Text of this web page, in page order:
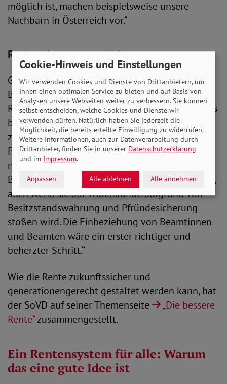
möglich ist, machen beispielsweise unsere
Nachbarn in Österreich vor.“
Rentenniveau muss steigen
Gleichzeitig ermahnte Michaela Engelmeier die
Bundesregierung, sich um die Höhe des
Rentenniveaus zu kümmern. Der SoVD fordert, es
beim aktuellen Wert von 48 Prozent verlässlich
zu stabilisieren und perspektivisch auf 53
Prozent anzuheben. Dafür müsse die Regierung
neue Wege gehen: „Hier muss die neue
Bundesregierung aus solidarischen Gründen ran,
auch wenn sie auf Widerstände aufgrund von
Besitzstandswahrung und Pfründesicherung
stoßen wird. Die Einbeziehung von Beamtinnen
und Beamten wäre ein erster richtiger und
beherzter Schritt.“
Wie die Rente zukunftssicher und
generationengerecht gestaltet werden kann, hat
der SoVD auf seiner Themenseite
„Die bessere
Rente“zusammengestellt.
Ein Rentensystem für alle: Warum
das eine gute Idee ist
Cookie-Hinweis und Einstellungen
Wir verwenden Cookies und Dienste von Drittanbietern, um
Ihnen einen optimalen Service zu bieten und auf Basis von
Analysen unsere Webseiten weiter zu verbessern. Sie können
selbst entscheiden, welche Cookies und Dienste wir
verwenden dürfen. Natürlich haben Sie jederzeit die
Möglichkeit, die bereits erteilte Einwilligung zu widerrufen.
Weitere Informationen, auch zur Datenverarbeitung durch
Drittanbieter, finden Sie in unserer Datenschutzerklärung
und im Impressum.
Anpassen Alle ablehnen Alle annehmen